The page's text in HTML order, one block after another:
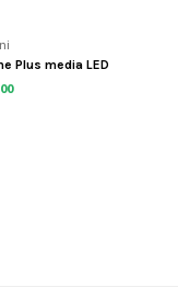
Plus media LED